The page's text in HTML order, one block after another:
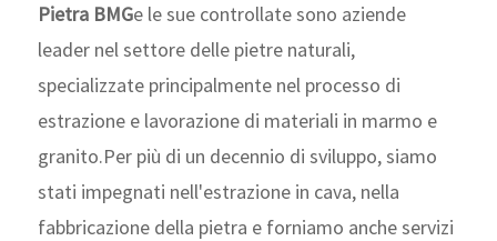
Pietra BMGe le sue controllate sono aziende
leader nel settore delle pietre naturali,
specializzate principalmente nel processo di
estrazione e lavorazione di materiali in marmo e
granito.Per più di un decennio di sviluppo, siamo
stati impegnati nell'estrazione in cava, nella
fabbricazione della pietra e forniamo anche servizi